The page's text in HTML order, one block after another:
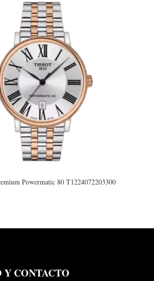
Powermatic 80 T1224072203300
Y CONTACTO